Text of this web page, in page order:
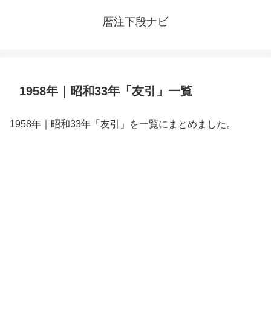
暦注下段ナビ
1958年｜昭和33年「友引」一覧
1958年｜昭和33年「友引」を一覧にまとめました。